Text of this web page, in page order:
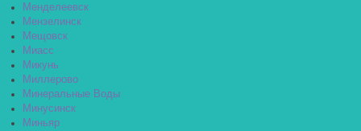
Менделеевск
Мензелинск
Мещовск
Миасс
Микунь
Миллерово
Минеральные Воды
Минусинск
Миньяр